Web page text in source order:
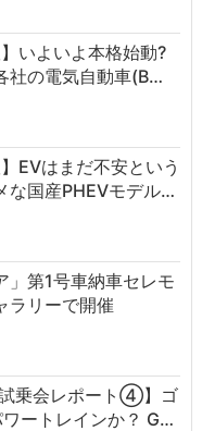
いよいよ本格始動?
社の電気自動車(B…
EVはまだ不安という
な国産PHEVモデル…
」第1号車納車セレモ
ラリーで開催
試乗会レポート④】ゴ
ートレインか？ G…